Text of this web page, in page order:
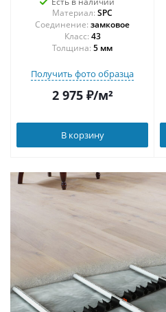
Материал: SPC
Соединение: замковое
43
Толщина: 5 мм
Получить фото образца
2 975₽/м²
В корзину